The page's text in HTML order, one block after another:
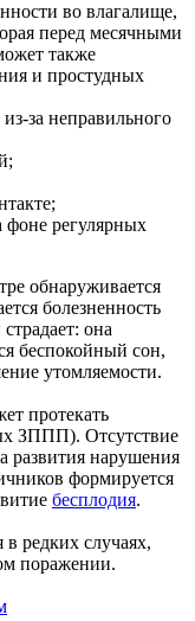
во влагалище,
перед месячными
также
и простудных
за неправильного
фоне регулярных
обнаруживается
болезненность
она
беспокойный сон,
утомляемости.
протекать
ЗППП). Отсутствие
развития нарушения
формируется
бесплодия.
редких случаях,
поражении.